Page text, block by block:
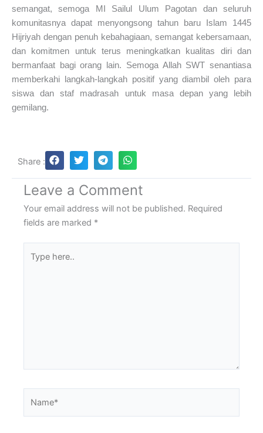
semangat, semoga MI Sailul Ulum Pagotan dan seluruh
komunitasnya dapat menyongsong tahun baru Islam 1445
Hijriyah dengan penuh kebahagiaan, semangat kebersamaan,
dan komitmen untuk terus meningkatkan kualitas diri dan
bermanfaat bagi orang lain. Semoga Allah SWT senantiasa
memberkahi langkah-langkah positif yang diambil oleh para
siswa dan staf madrasah untuk masa depan yang lebih
gemilang.
Share :
Leave a Comment
Your email address will not be published. Required
fields are marked *
here..